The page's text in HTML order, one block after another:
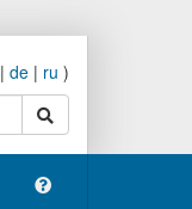
| de | ru )
поиск